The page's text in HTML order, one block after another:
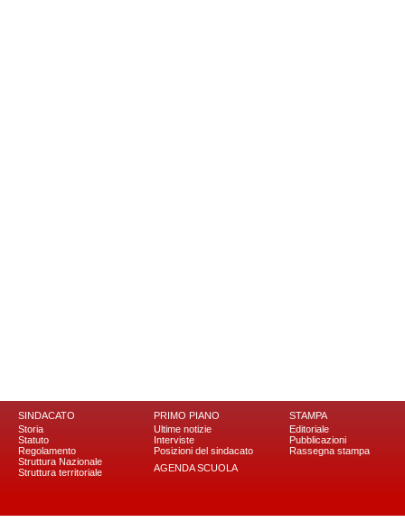
SINDACATO
Storia
Statuto
Regolamento
Struttura Nazionale
Struttura territoriale
PRIMO PIANO
Ultime notizie
Interviste
Posizioni del sindacato
AGENDA SCUOLA
STAMPA
Editoriale
Pubblicazioni
Rassegna stampa